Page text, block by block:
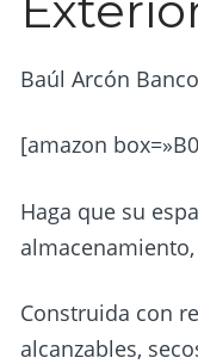
Baúl Arcón
[amazon
Haga que su
Construida con
alcanzables,